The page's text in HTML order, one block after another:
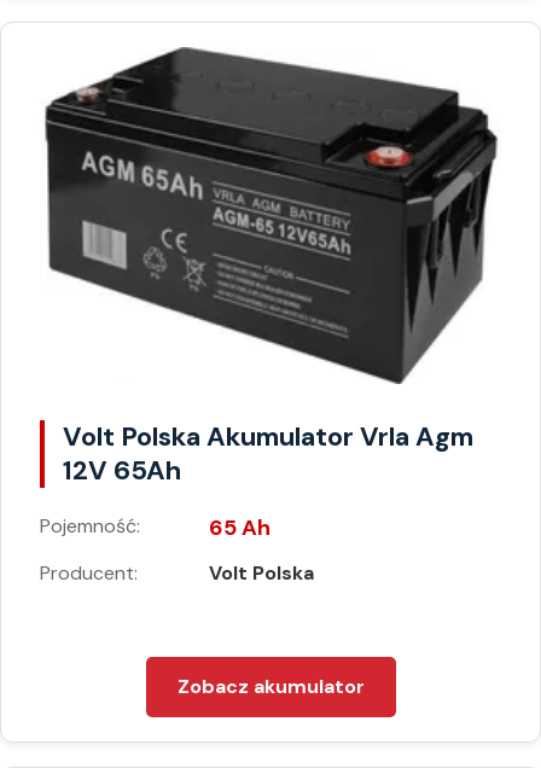
Volt Polska Akumulator Vrla Agm
12V 65Ah
Pojemność: 65 Ah
Producent: Volt Polska
Zobacz akumulator